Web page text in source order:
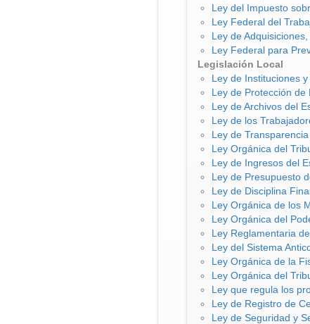
Ley del Impuesto
Ley Federal del
Ley de
Ley Federal para
Legislación Local
Ley de Instituciones
Ley de Protección de
Ley de Archivos del
Ley de los
Ley de
Ley Orgánica del
Ley de Ingresos del
Ley de Presupuesto
Ley de Disciplina
Ley Orgánica de los
Ley Orgánica del
Ley Reglamentaria
Ley del Sistema
Ley Orgánica de la
Ley Orgánica del
Ley que regula los
Ley de Registro de
Ley de Seguridad y